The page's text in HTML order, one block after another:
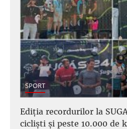
SPORT
Ediția recordurilor la
cicliști și peste 10.000 de